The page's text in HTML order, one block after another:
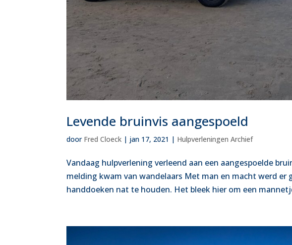
Levende bruinvis aangespoeld
door Fred Cloeck | jan 17, 2021 | Hulpverleningen Archief
Vandaag hulpverlening verleend aan een aangespoelde
melding kwam van wandelaars Met man en macht werd
handdoeken nat te houden. Het bleek hier om een